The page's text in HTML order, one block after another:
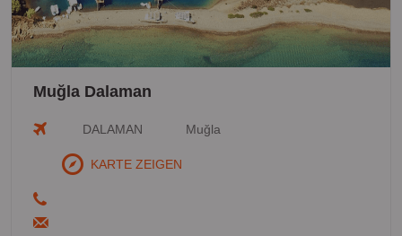
Muğla Dalaman
DALAMAN Muğla
KARTE ZEIGEN